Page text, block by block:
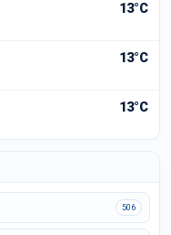
13°C
13°C
13°C
506